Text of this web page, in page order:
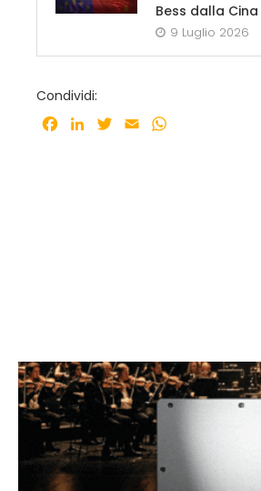
Bess dalla Cina
9 Luglio 2026
Condividi:
Facebook
LinkedInTwitter
Email